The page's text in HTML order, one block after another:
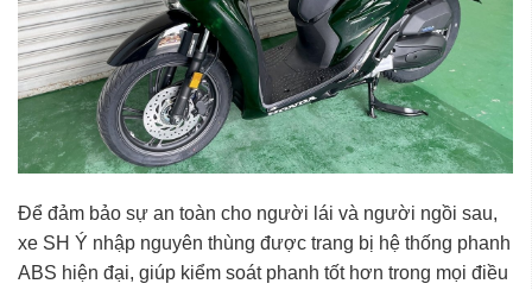
Để đảm bảo sự an toàn cho người lái và người ngồi sau,
xe SH Ý nhập nguyên thùng được trang bị hệ thống phanh
ABS hiện đại, giúp kiểm soát phanh tốt hơn trong mọi điều